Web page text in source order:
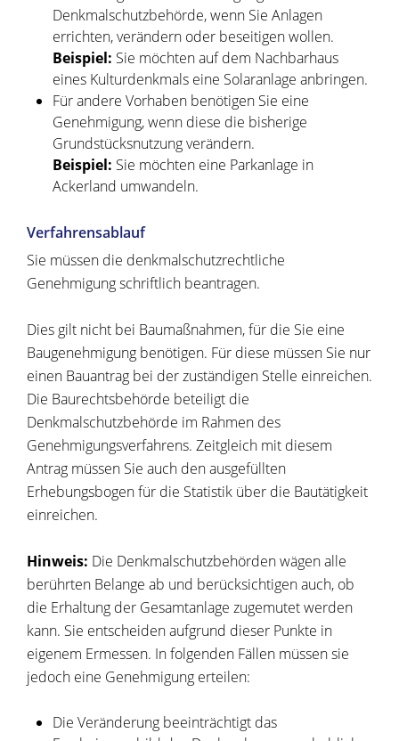
Denkmalschutzbehörde, wenn Sie Anlagen
errichten, verändern oder beseitigen wollen.
Beispiel: Sie möchten auf dem Nachbarhaus
eines Kulturdenkmals eine Solaranlage anbringen.
Für andere Vorhaben benötigen Sie eine
Genehmigung, wenn diese die bisherige
Grundstücksnutzung verändern.
Beispiel: Sie möchten eine Parkanlage in
Ackerland umwandeln.
Verfahrensablauf
Sie müssen die denkmalschutzrechtliche
Genehmigung schriftlich beantragen.
Dies gilt nicht bei Baumaßnahmen, für die Sie eine
Baugenehmigung benötigen. Für diese müssen Sie nur
einen Bauantrag bei der zuständigen Stelle einreichen.
Die Baurechtsbehörde beteiligt die
Denkmalschutzbehörde im Rahmen des
Genehmigungsverfahrens. Zeitgleich mit diesem
Antrag müssen Sie auch den ausgefüllten
Erhebungsbogen für die Statistik über die Bautätigkeit
einreichen.
Hinweis: Die Denkmalschutzbehörden wägen alle
berührten Belange ab und berücksichtigen auch, ob
die Erhaltung der Gesamtanlage zugemutet werden
kann. Sie entscheiden aufgrund dieser Punkte in
eigenem Ermessen. In folgenden Fällen müssen sie
jedoch eine Genehmigung erteilen:
Die Veränderung beeinträchtigt das